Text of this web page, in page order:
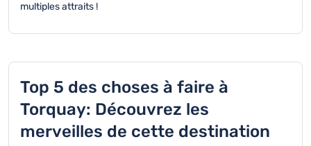
multiples attraits !
Top 5 des choses à faire à
Torquay: Découvrez les
merveilles de cette destination